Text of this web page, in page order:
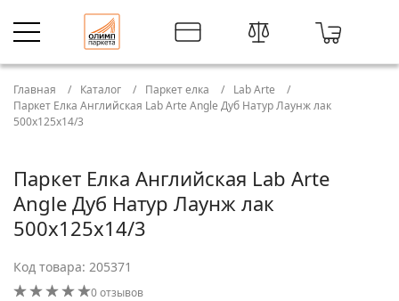
Главная Каталог Паркет елка
Lab Arte
Паркет Елка Английская Lab Arte Angle Дуб Натур Лаунж лак
500х125х14/3
Паркет Елка Английская Lab Arte
Angle Дуб Натур Лаунж лак
500х125х14/3
Код товара: 205371
0 отзывов